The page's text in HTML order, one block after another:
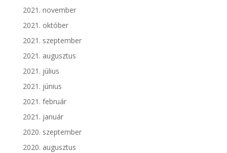
2021. november
2021. október
2021. szeptember
2021. augusztus
2021. július
2021. június
2021. február
2021. január
2020. szeptember
2020. augusztus